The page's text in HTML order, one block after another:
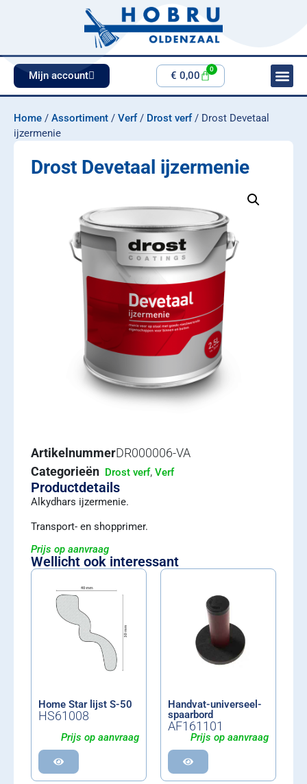
Mijn account € 0,00
0
Home / Assortiment / Verf/ Drost verf/ Drost Devetaal
ijzermenie
Drost Devetaal ijzermenie
ArtikelnummerDR000006-VA
Categorieën Drost verf, Verf
Productdetails
Alkydhars ijzermenie.
Transport- en shopprimer.
Prijs op aanvraag
Wellicht ook interessant
Home Star lijst S-50
HS61008
Prijs op aanvraag
Handvat-universeel-
spaarbord
AF161101
Prijs op aanvraag